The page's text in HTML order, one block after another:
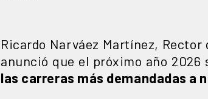
Ricardo Narváez Martínez,
anunció que el próximo año
las carreras más demandadas a